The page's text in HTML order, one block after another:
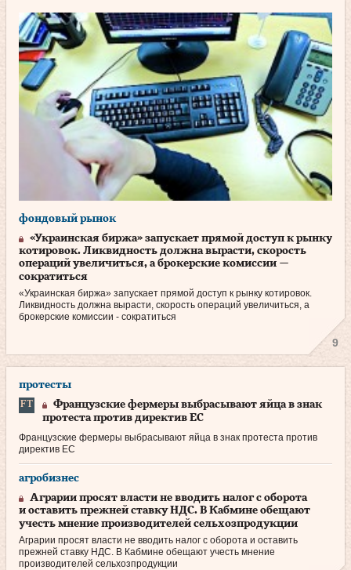
фондовый рынок
«Украинская биржа» запускает прямой доступ к рынку
котировок. Ликвидность должна вырасти, скорость
операций увеличиться, а брокерские комиссии —
сократиться
«Украинская биржа» запускает прямой доступ к рынку котировок.
Ликвидность должна вырасти, скорость операций увеличиться, а
брокерские комиссии - сократиться
9
протесты
Французские фермеры выбрасывают яйца в знак
протеста против директив ЕС
Французские фермеры выбрасывают яйца в знак протеста против
директив ЕС
агробизнес
Аграрии просят власти не вводить налог с оборота
и оставить прежней ставку НДС. В Кабмине обещают
учесть мнение производителей сельхозпродукции
Аграрии просят власти не вводить налог с оборота и оставить
прежней ставку НДС. В Кабмине обещают учесть мнение
производителей сельхозпродукции